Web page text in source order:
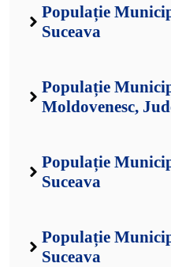
Populație
Suceava
Populație
Moldovenesc,
Populație
Suceava
Populație
Suceava